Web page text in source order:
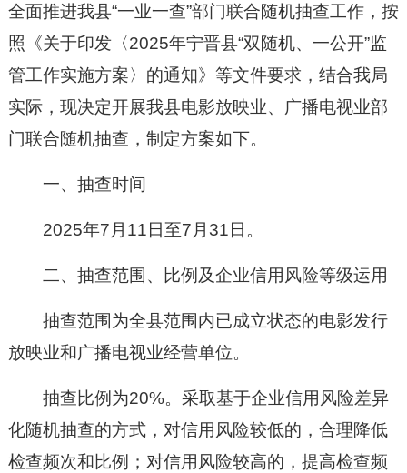
全面推进我县“一业一查”部门联合随机抽查工作，按
照《关于印发〈2025年宁晋县“双随机、一公开”监
管工作实施方案〉的通知》等文件要求，结合我局
实际，现决定开展我县电影放映业、广播电视业部
门联合随机抽查，制定方案如下。
一、抽查时间
2025年7月11日至7月31日。
二、抽查范围、比例及企业信用风险等级运用
抽查范围为全县范围内已成立状态的电影发行
放映业和广播电视业经营单位。
抽查比例为20%。采取基于企业信用风险差异
化随机抽查的方式，对信用风险较低的，合理降低
检查频次和比例；对信用风险较高的，提高检查频